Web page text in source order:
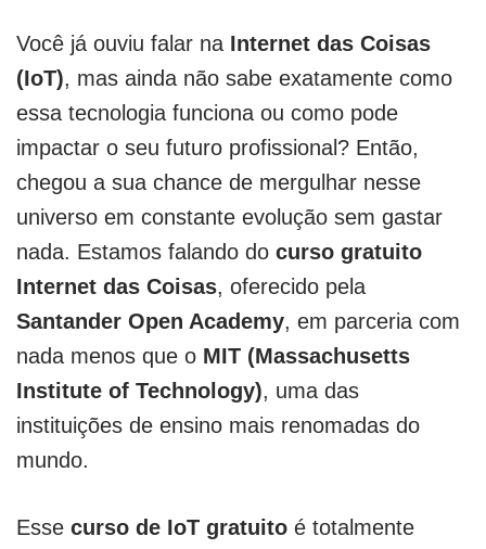
Você já ouviu falar na Internet das Coisas
(IoT), mas ainda não sabe exatamente como
essa tecnologia funciona ou como pode
impactar o seu futuro profissional? Então,
chegou a sua chance de mergulhar nesse
universo em constante evolução sem gastar
nada. Estamos falando do curso gratuito
Internet das Coisas, oferecido pela
Santander Open Academy, em parceria com
nada menos que o MIT (Massachusetts
Institute of Technology), uma das
instituições de ensino mais renomadas do
mundo.
Esse curso de IoT gratuito é totalmente